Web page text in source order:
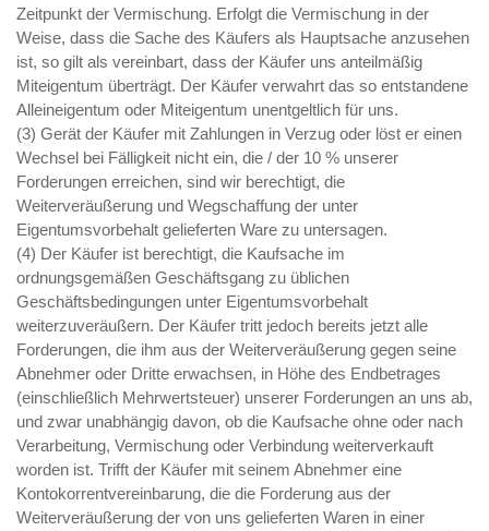
Zeitpunkt der Vermischung. Erfolgt die Vermischung in der
Weise, dass die Sache des Käufers als Hauptsache anzusehen
ist, so gilt als vereinbart, dass der Käufer uns anteilmäßig
Miteigentum überträgt. Der Käufer verwahrt das so entstandene
Alleineigentum oder Miteigentum unentgeltlich für uns.
(3) Gerät der Käufer mit Zahlungen in Verzug oder löst er einen
Wechsel bei Fälligkeit nicht ein, die / der 10 % unserer
Forderungen erreichen, sind wir berechtigt, die
Weiterveräußerung und Wegschaffung der unter
Eigentumsvorbehalt gelieferten Ware zu untersagen.
(4) Der Käufer ist berechtigt, die Kaufsache im
ordnungsgemäßen Geschäftsgang zu üblichen
Geschäftsbedingungen unter Eigentumsvorbehalt
weiterzuveräußern. Der Käufer tritt jedoch bereits jetzt alle
Forderungen, die ihm aus der Weiterveräußerung gegen seine
Abnehmer oder Dritte erwachsen, in Höhe des Endbetrages
(einschließlich Mehrwertsteuer) unserer Forderungen an uns ab,
und zwar unabhängig davon, ob die Kaufsache ohne oder nach
Verarbeitung, Vermischung oder Verbindung weiterverkauft
worden ist. Trifft der Käufer mit seinem Abnehmer eine
Kontokorrentvereinbarung, die die Forderung aus der
Weiterveräußerung der von uns gelieferten Waren in einer